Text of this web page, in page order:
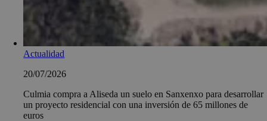
Actualidad
20/07/2026
Culmia compra a Aliseda un suelo en Sanxenxo para desarrollar
un proyecto residencial con una inversión de 65 millones de
euros